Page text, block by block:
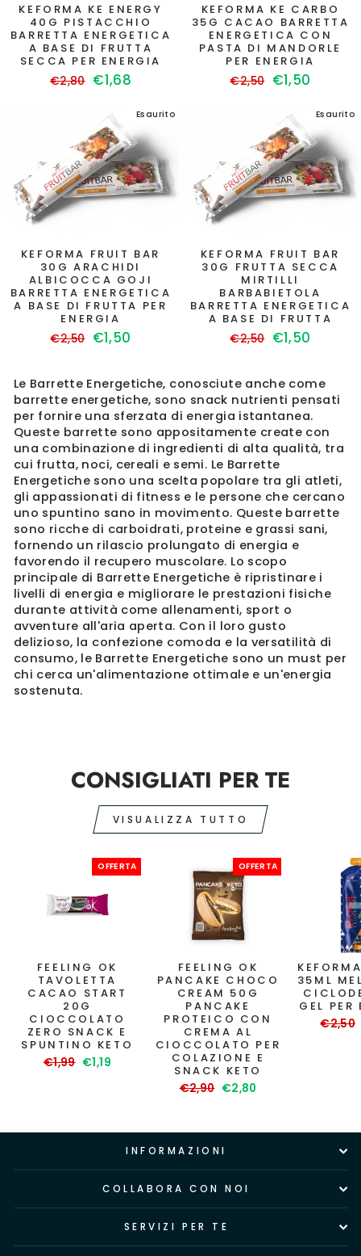
KEFORMA KE ENERGY
40G PISTACCHIO
BARRETTA ENERGETICA
A BASE DI FRUTTA
SECCA PER ENERGIA
Prezzo
€2,80 Prezzo
€1,68
KEFORMA KE CARBO
35G CACAO BARRETTA
ENERGETICA CON
PASTA DI MANDORLE
PER ENERGIA
Prezzo
€2,50 Prezzo
€1,50
Esaurito
KEFORMA FRUIT BAR
30G ARACHIDI
ALBICOCCA GOJI
BARRETTA ENERGETICA
A BASE DI FRUTTA PER
ENERGIA
Prezzo
€2,50 Prezzo
€1,50
Esaurito
KEFORMA FRUIT BAR
30G FRUTTA SECCA
MIRTILLI
BARBABIETOLA
BARRETTA ENERGETICA
A BASE DI FRUTTA
Prezzo
€2,50 Prezzo
€1,50
Le Barrette Energetiche, conosciute anche come
barrette energetiche, sono snack nutrienti pensati
per fornire una sferzata di energia istantanea.
Queste barrette sono appositamente create con
una combinazione di ingredienti di alta qualità, tra
cui frutta, noci, cereali e semi. Le Barrette
Energetiche sono una scelta popolare tra gli atleti,
gli appassionati di fitness e le persone che cercano
uno spuntino sano in movimento. Queste barrette
sono ricche di carboidrati, proteine e grassi sani,
fornendo un rilascio prolungato di energia e
favorendo il recupero muscolare. Lo scopo
principale di Barrette Energetiche è ripristinare i
livelli di energia e migliorare le prestazioni fisiche
durante attività come allenamenti, sport o
avventure all'aria aperta. Con il loro gusto
delizioso, la confezione comoda e la versatilità di
consumo, le Barrette Energetiche sono un must per
chi cerca un'alimentazione ottimale e un'energia
sostenuta.
CONSIGLIATI PER TE
VISUALIZZA TUTTO
OFFERTA
FEELING OK
TAVOLETTA
CACAO START
20G
CIOCCOLATO
ZERO SNACK E
SPUNTINO KETO
Prezzo
€1,99 Prezzo
€1,19
OFFERTA
FEELING OK
PANCAKE CHOCO
CREAM 50G
PANCAKE
PROTEICO CON
CREMA AL
CIOCCOLATO PER
COLAZIONE E
SNACK KETO
Prezzo
€2,90 Prezzo
€2,80
35ML
GEL PER
Prezzo
€2,50
INFORMAZIONI
COLLABORA CON NOI
SERVIZI PER TE